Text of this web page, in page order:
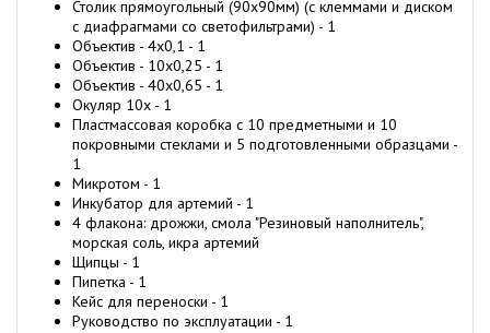
Столик прямоугольный (90х90мм) (с клеммами и диском
с диафрагмами со светофильтрами) - 1
Объектив - 4х0,1 - 1
Объектив - 10х0,25 - 1
Объектив - 40х0,65 - 1
Окуляр 10х - 1
Пластмассовая коробка с 10 предметными и 10
покровными стеклами и 5 подготовленными образцами -
1
Микротом - 1
Инкубатор для артемий - 1
4 флакона: дрожжи, смола "Резиновый наполнитель",
морская соль, икра артемий
Щипцы - 1
Пипетка - 1
Кейс для переноски - 1
Руководство по эксплуатации - 1